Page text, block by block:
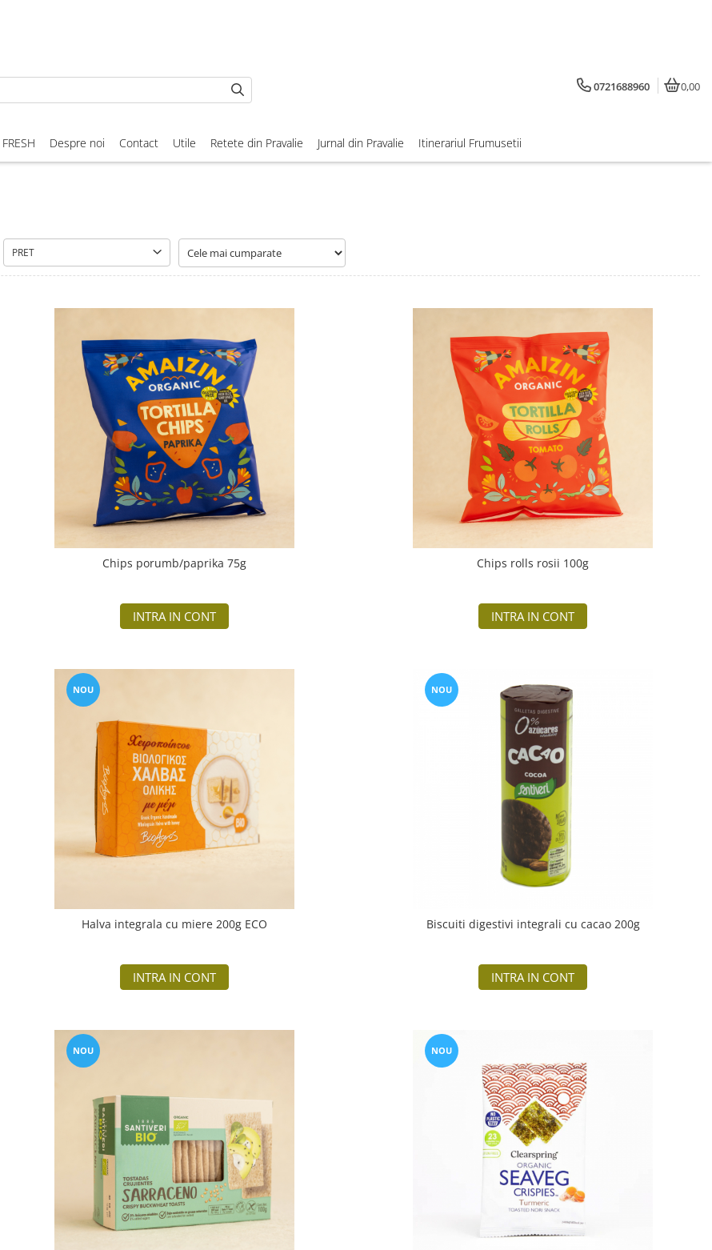
0721688960 0,00
Despre noi Contact Utile Retete din Pravalie Jurnal din Pravalie Itinerariul Frumusetii
PRET
Chips porumb/paprika 75g
INTRA IN CONT
Chips rolls rosii 100g
INTRA IN CONT
NOU
Halva integrala cu miere 200g ECO
INTRA IN CONT
NOU
Biscuiti digestivi integrali cu cacao 200g
INTRA IN CONT
NOU NOU